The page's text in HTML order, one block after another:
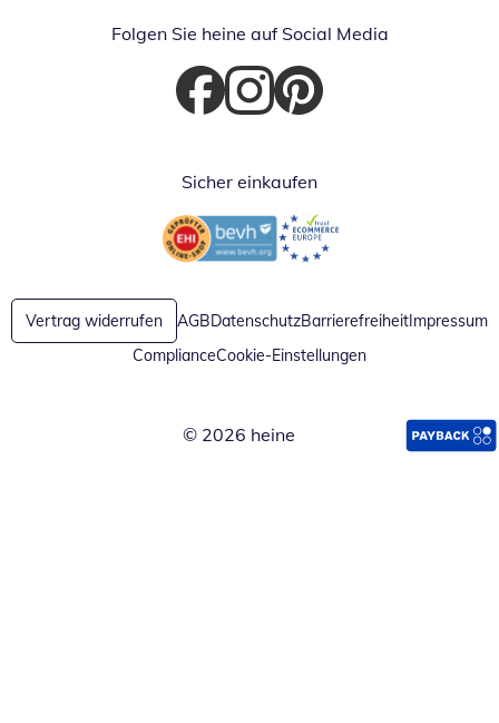
Folgen Sie heine auf Social Media
Öffnet in neuem Fenster
Öffnet in neuem Fenster
Öffnet in neuem Fenster
Sicher einkaufen
Öffnet in neuem FensterÖffnet in neuem Fenster
Vertrag widerrufen AGBDatenschutzBarrierefreiheitImpressum
ComplianceCookie-Einstellungen
© 2026 heine